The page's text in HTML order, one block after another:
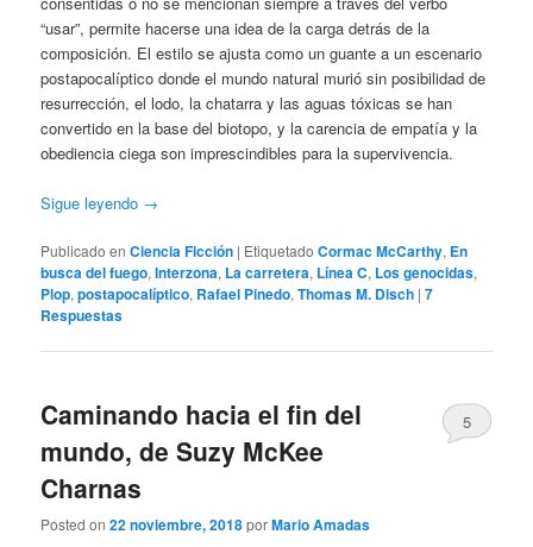
“usar”, permite hacerse una idea de la carga detrás de la
composición. El estilo se ajusta como un guante a un escenario
postapocalíptico donde el mundo natural murió sin posibilidad de
resurrección, el lodo, la chatarra y las aguas tóxicas se han
convertido en la base del biotopo, y la carencia de empatía y la
obediencia ciega son imprescindibles para la supervivencia.
Sigue leyendo →
Publicado en Ciencia Ficción | Etiquetado Cormac McCarthy, En
busca del fuego,Interzona, La carretera, Línea C, Los genocidas,
Plop,postapocalíptico, Rafael Pinedo,Thomas M. Disch |7
Respuestas
Caminando hacia el fin del
mundo, de Suzy McKee
Charnas
Posted on22 noviembre, 2018porMario Amadas
5